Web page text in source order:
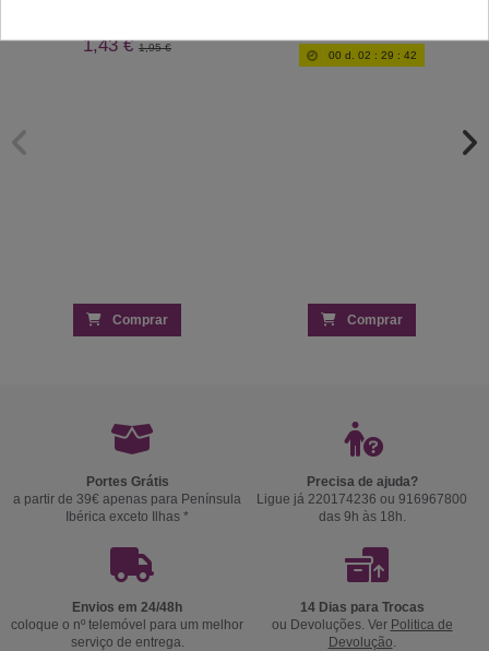
1,43 €1,95 €
Comprar
00 d. 02 : 29 : 42
Comprar
Portes Grátis
a partir de 39€ apenas para Península
Ibérica exceto Ilhas *
Precisa de ajuda?
Ligue já 220174236 ou 916967800
das 9h às 18h.
Envios em 24/48h
coloque o nº telemóvel para um melhor
serviço de entrega.
14 Dias para Trocas
ou Devoluções. Ver Politica de
Devolução.